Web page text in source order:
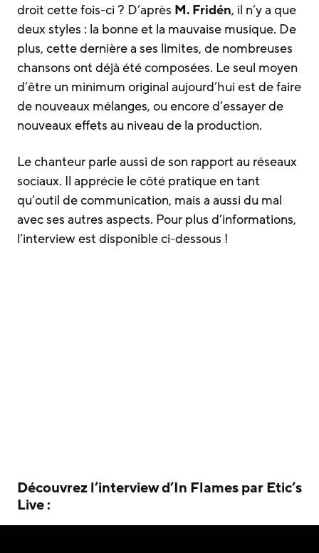
droit cette fois-ci ? D’après M. Fridén, il n’y a que
deux styles : la bonne et la mauvaise musique. De
plus, cette dernière a ses limites, de nombreuses
chansons ont déjà été composées. Le seul moyen
d’être un minimum original aujourd’hui est de faire
de nouveaux mélanges, ou encore d’essayer de
nouveaux effets au niveau de la production.
Le chanteur parle aussi de son rapport au réseaux
sociaux. Il apprécie le côté pratique en tant
qu’outil de communication, mais a aussi du mal
avec ses autres aspects. Pour plus d’informations,
l’interview est disponible ci-dessous !
Découvrez l’interview d’In Flames par Etic’s
Live :